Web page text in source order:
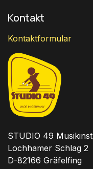
Kontakt
Kontaktformular
STUDIO 49
Lochhamer Schlag 2
D-82166 Gräfelfing